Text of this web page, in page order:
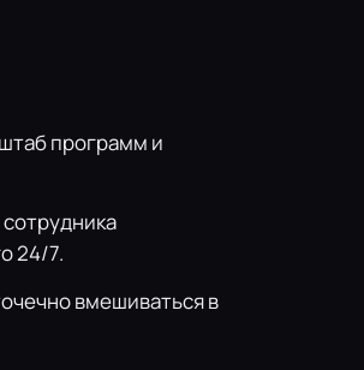
программ и
24/7.
вмешиваться в